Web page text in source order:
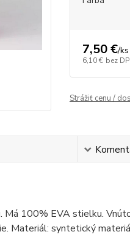
7,50 €/ks
6,10 € bez
Strážiť cenu /
100% EVA stielku.
Materiál: syntetický